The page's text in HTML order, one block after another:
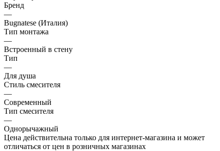
Бренд
—
Bugnatese (Италия)
Тип монтажа
—
Встроенный в стену
Тип
—
Для душа
Стиль смесителя
—
Современный
Тип смесителя
—
Однорычажный
Цена действительна только для интернет-магазина и может
отличаться от цен в розничных магазинах